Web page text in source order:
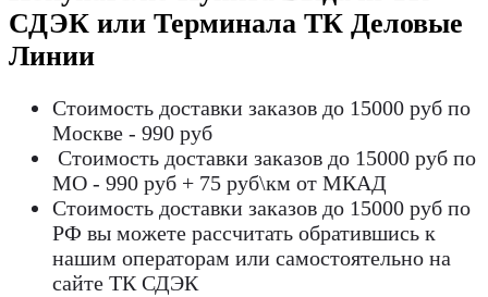
СДЭК или Терминала ТК Деловые
Линии
Стоимость доставки заказов до 15000 руб по
Москве - 990 руб
Стоимость доставки заказов до 15000 руб по
МО - 990 руб + 75 руб\км от МКАД
Стоимость доставки заказов до 15000 руб по
РФ вы можете рассчитать обратившись к
нашим операторам или самостоятельно на
сайте ТК СДЭК